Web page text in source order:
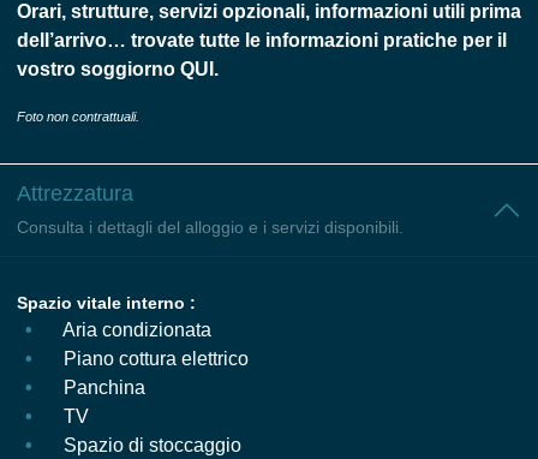
Orari, strutture, servizi opzionali, informazioni utili prima
dell’arrivo… trovate tutte le informazioni pratiche per il
vostro soggiorno QUI .
Foto non contrattuali.
Attrezzatura
Consulta i dettagli del alloggio e i servizi disponibili.
Spazio vitale interno :
Aria condizionata
Piano cottura elettrico
Panchina
TV
Spazio di stoccaggio